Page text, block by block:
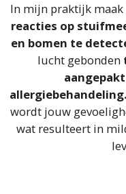
In mijn praktijk
reacties op
en bomen te
lucht gebonden
wordt jouw
wat resulteert in